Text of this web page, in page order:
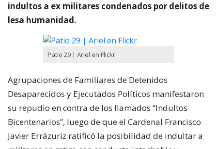
indultos a ex militares condenados por delitos de
lesa humanidad.
Patio 29 | Ariel en Flickr
Agrupaciones de Familiares de Detenidos
Desaparecidos y Ejecutados Políticos manifestaron
su repudio en contra de los llamados “Indultos
Bicentenarios”, luego de que el Cardenal Francisco
Javier Errázuriz ratificó la posibilidad de indultar a